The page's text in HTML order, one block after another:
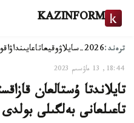
KAZINFORM
ترەند:2026-سايلاۋ وقيعاتاعايىنداۋ
18:44, 13 ماۋسىم 2023
تايلاندتا ۇستالعان
تاعىلعانى بەلگىلى بولدى